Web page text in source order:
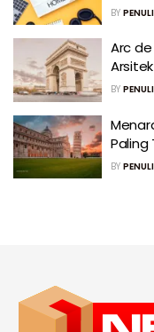
BY
Arc de
BY
Paling
BY